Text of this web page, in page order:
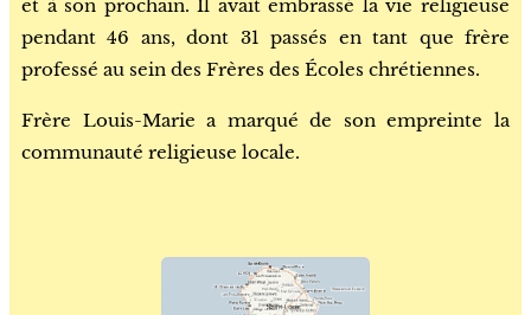
et à son prochain. Il avait embrassé la vie religieuse
pendant 46 ans, dont 31 passés en tant que frère
professé au sein des Frères des Écoles chrétiennes.
Frère Louis-Marie a marqué de son empreinte la
communauté religieuse locale.